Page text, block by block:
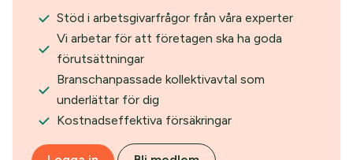
Stöd i arbetsgivarfrågor från våra experter
Vi arbetar för att företagen ska ha goda
förutsättningar
Branschanpassade kollektivavtal som
underlättar för dig
Kostnadseffektiva försäkringar